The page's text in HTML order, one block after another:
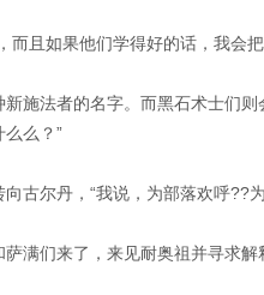
而且如果他们学得好的话，我会
施法者的名字。而黑石术士们
么？”
古尔丹，“我说，为部落欢呼??
满们来了，来见耐奥祖并寻求解